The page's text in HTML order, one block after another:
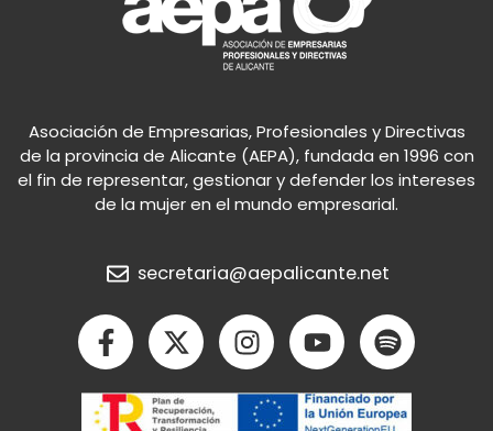
Asociación de Empresarias, Profesionales y Directivas
de la provincia de Alicante (AEPA), fundada en 1996 con
el fin de representar, gestionar y defender los intereses
de la mujer en el mundo empresarial.
secretaria@aepalicante.net
F
a
c
e
X
-
t
w
I
n
s
t
Y
o
u
t
S
p
o
t